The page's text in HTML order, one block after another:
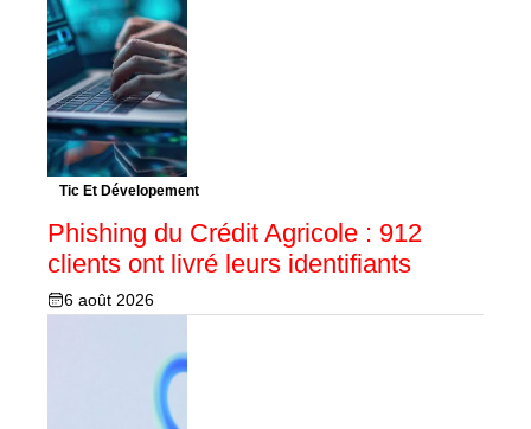
Tic Et Dévelopement
Phishing du Crédit Agricole : 912
clients ont livré leurs identifiants
6 août 2026